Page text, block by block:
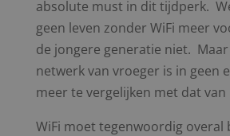
absolute must in dit tijdperk.
geen leven zonder WiFi meer
de jongere generatie niet. Maar
netwerk van vroeger is in geen
meer te vergelijken met dat van
WiFi moet tegenwoordig overal